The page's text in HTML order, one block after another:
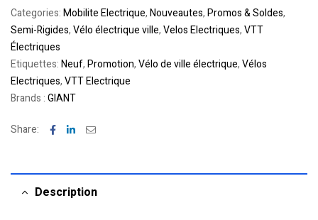
Categories:Mobilite Electrique,Nouveautes,Promos & Soldes,
Semi-Rigides,Vélo électrique ville,Velos Electriques,VTT
Électriques
Etiquettes:Neuf,Promotion,Vélo de ville électrique,Vélos
Electriques,VTT Electrique
Brands :GIANT
Share: Facebook
LinkedinEmail
Description